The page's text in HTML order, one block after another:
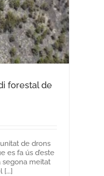
forestal de
de drons
es fa ús d’este
segona meitat
[...]